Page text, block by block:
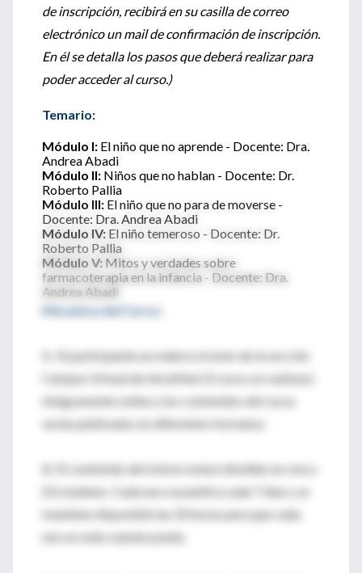
de inscripción, recibirá en su casilla de correo
electrónico un mail de confirmación de inscripción.
En él se detalla los pasos que deberá realizar para
poder acceder al curso.)
Temario:
Módulo I: El niño que no aprende - Docente: Dra.
Andrea Abadi
Módulo II: Niños que no hablan - Docente: Dr.
Roberto Pallia
Módulo III: El niño que no para de moverse -
Docente: Dra. Andrea Abadi
Módulo IV: El niño temeroso - Docente: Dr.
Roberto Pallia
Módulo V: Mitos y verdades sobre
farmacoterapia en la infancia - Docente: Dra.
Andrea Abadi
Mecánica del Curso:
El participante accederá a través de la sección
Campus Virtual de IntraMed. El curso se realizará
íntegramente online y los contenidos del curso
serán publicados en diferentes formatos.
El contenido del mismo estará dividido en cinco
(5) módulos. Cada uno se publica cada 7 días y se
mantiene disponible las 24 horas para que cada
uno acceda cuando pueda.